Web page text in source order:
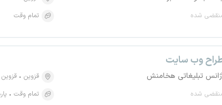
شده
تمام وقت
وب سایت
تبلیغاتی هخامنش
شده
قزوین
قزوین
تمام وقت